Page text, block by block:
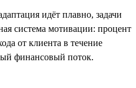
идёт плавно, задачи
система мотивации: процент
от клиента в течение
финансовый поток.